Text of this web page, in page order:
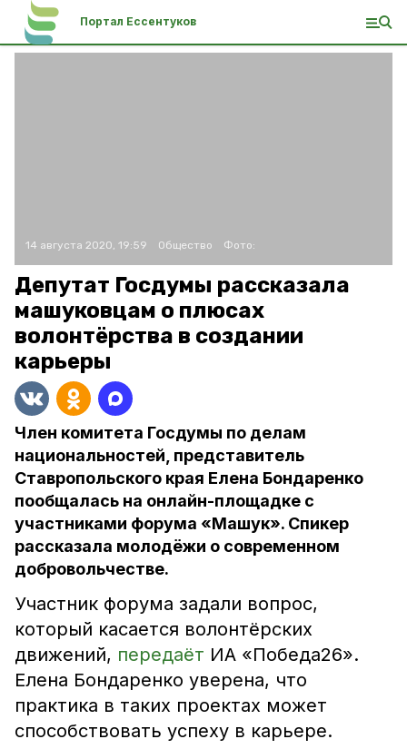
Портал Ессентуков
14 августа 2020, 19:59 Общество Фото:
Депутат Госдумы рассказала
машуковцам о плюсах
волонтёрства в создании
карьеры
Член комитета Госдумы по делам
национальностей, представитель
Ставропольского края Елена Бондаренко
пообщалась на онлайн-площадке с
участниками форума «Машук». Спикер
рассказала молодёжи о современном
добровольчестве.
Участник форума задали вопрос,
который касается волонтёрских
движений, передаёт ИА «Победа26».
Елена Бондаренко уверена, что
практика в таких проектах может
способствовать успеху в карьере.